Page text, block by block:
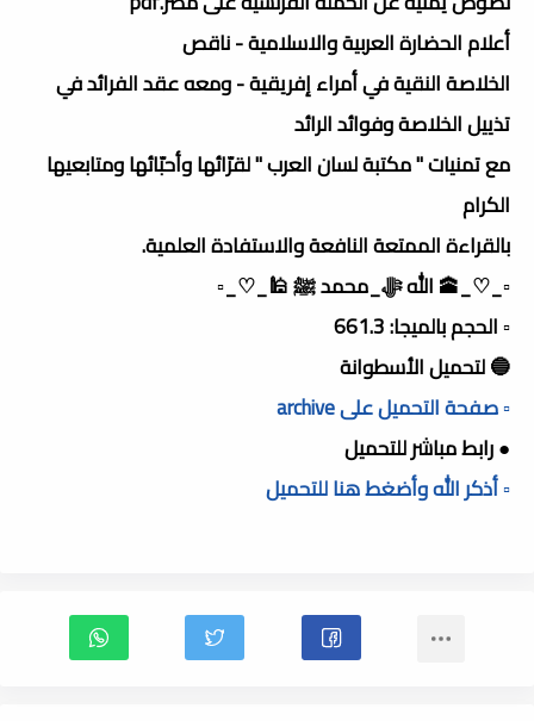
أعلام الحضارة العربية والاسلامية - ناقص
الخلاصة النقية في أمراء إفريقية - ومعه عقد الفرائد في
تذييل الخلاصة وفوائد الرائد
مع تمنيات " مكتبة لسان العرب " لقرّائها وأحبّائها ومتابعيها
الكرام
بالقراءة الممتعة النافعة والاستفادة العلمية.
▫️_♡_🕋 الله ﷻ_محمد ﷺ 🕌_♡_▫️
▫️ الحجم بالميجا: 661.3
🔵 لتحميل الأسطوانة
▫️ صفحة التحميل على archive
● رابط مباشر للتحميل
▫️ أذكر الله وأضغط هنا للتحميل